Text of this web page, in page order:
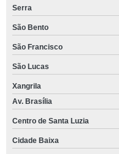
Serra
São Bento
São Francisco
São Lucas
Xangrila
Av. Brasília
Centro de Santa Luzia
Cidade Baixa